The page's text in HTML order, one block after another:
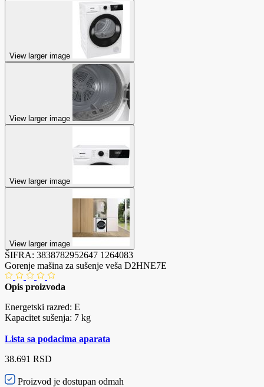
View larger image
View larger image
View larger image
View larger image
ŠIFRA: 3838782952647 1264083
Gorenje mašina za sušenje veša D2HNE7E
Opis proizvoda
Energetski razred: E
Kapacitet sušenja: 7 kg
Lista sa podacima aparata
38.691 RSD
Proizvod je dostupan odmah